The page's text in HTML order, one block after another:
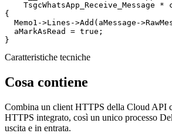
    TsgcWhatsApp_Receive_Message *
{
Memo1->Lines->Add(aMessage-
  aMarkAsRead =
true ;
}
Caratteristiche tecniche
Cosa contiene
Combina un client HTTPS della Cloud API
HTTPS integrato, così un unico processo
uscita e in entrata.